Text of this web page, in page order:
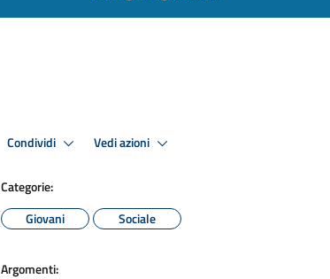
Condividi Vedi azioni
Categorie:
Giovani
Sociale
Argomenti: